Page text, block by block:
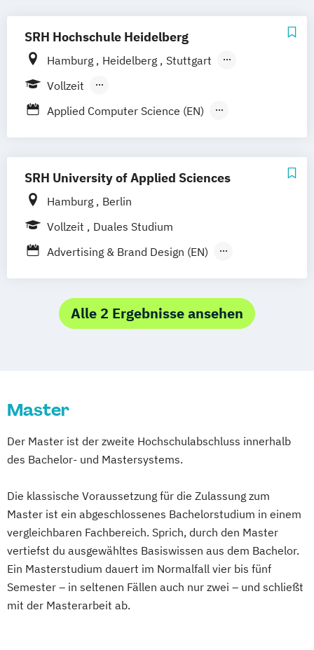
SRH Hochschule Heidelberg
Hamburg Heidelberg
Stuttgart
Leverkusen
Vollzeit
Berufsbegleitendes Präsenzstudium
Applied Computer Science (EN)
Strategic Communication & Leadership
Virtual Reality and Game Development
Wirtschaftsrecht – Data Security
Social Media und IP-Law
SRH University of Applied Sciences
Hamburg
Berlin
Vollzeit
Duales Studium
Advertising & Brand Design (EN)
Film and Motion Design (EN)
Film und Fernsehen Film
Kreatives Schreiben und Texten
und Musikmanagement
Management der Kreativwirtschaft PR-
Medien und Kommunikation
Music Production
Musikproduktion (EN/DE) Photography
Photography (EN) Popular Music
Popularmusik (EN/DE)
Social Design & Sustainable Innovation
Alle 2 Ergebnisse ansehen
Master
Der Master ist der zweite Hochschulabschluss innerhalb
des Bachelor- und Mastersystems.
Die klassische Voraussetzung für die Zulassung zum
Master ist ein abgeschlossenes Bachelorstudium in einem
vergleichbaren Fachbereich. Sprich, durch den Master
vertiefst du ausgewähltes Basiswissen aus dem Bachelor.
Ein Masterstudium dauert im Normalfall vier bis fünf
Semester – in seltenen Fällen auch nur zwei – und schließt
mit der Masterarbeit ab.